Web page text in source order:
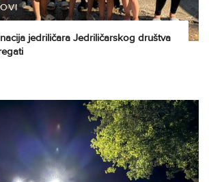
jedriličara Jedriličarskog društva